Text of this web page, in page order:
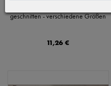
geschnitten - verschiedene Größen
11,26 €